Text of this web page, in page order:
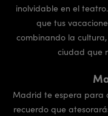
inolvidable en el
que tus
combinando la
ciudad que
Madrid te espera para
recuerdo que